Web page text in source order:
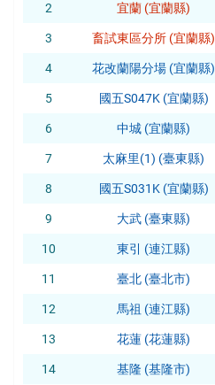
2 宜蘭 (宜蘭縣)
3 畜試東區分所 (宜蘭縣)
4 花改蘭陽分場 (宜蘭縣)
5 國五S047K (宜蘭縣)
6 中城 (宜蘭縣)
7 太麻里(1) (臺東縣)
8 國五S031K (宜蘭縣)
9 大武 (臺東縣)
10 東引 (連江縣)
11 臺北 (臺北市)
12 馬祖 (連江縣)
13 花蓮 (花蓮縣)
14 基隆 (基隆市)